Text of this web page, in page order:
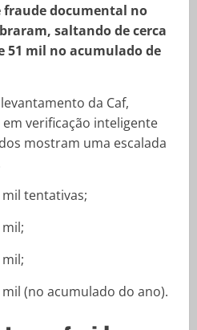
fraude documental no
saltando de cerca
51 mil no acumulado de
da Caf,
verificação inteligente
mostram uma escalada
tentativas;
(no acumulado do ano).